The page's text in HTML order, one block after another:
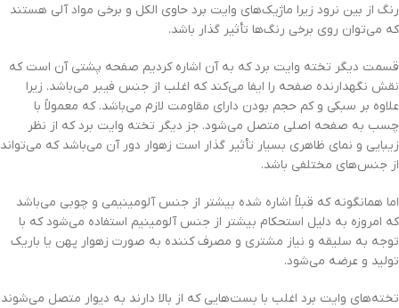
رنگ از بین نرود زیرا ماژیک‌های وایت برد حاوی الکل و برخی مواد آلی هستند
که می‌توان روی برخی رنگ‌ها تأثیر گذار باشد.
قسمت دیگر تخته وایت برد که به آن اشاره کردیم صفحه پشتی آن است که
نقش نگهدارنده صفحه را ایفا می‌کند که اغلب از جنس فیبر می‌باشد. زیرا
علاوه بر سبکی و کم حجم بودن دارای مقاومت لازم می‌باشد. که معمولاً با
چسب به صفحه اصلی متصل می‌شود. جز دیگر تخته وایت برد که از نظر
زیبایی و نمای ظاهری بسیار تأثیر گذار است زهوار دور آن می‌باشد که می‌تواند
از جنس‌های مختلفی باشد.
اما همانگونه که قبلاً اشاره شده بیشتر از جنس آلومینیمی و چوبی می‌باشد
که امروزه به دلیل استحکام بیشتر از جنس آلومینیم استفاده می‌شود که با
توجه به سلیقه و نیاز مشتری و مصرف کننده به صورت زهوار پهن یا باریک
تولید و عرضه می‌شود.
تخته‌های وایت برد اغلب با بست‌هایی که از بالا دارند به دیوار متصل می‌شوند